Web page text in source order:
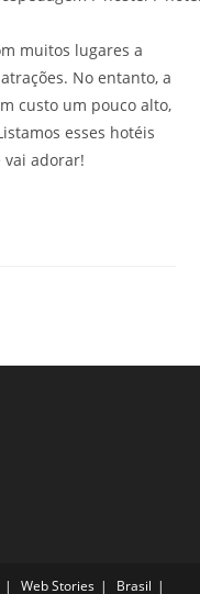
muitos lugares a
No entanto, a
custo um pouco alto,
esses hotéis
vai adorar!
Web Stories Brasil